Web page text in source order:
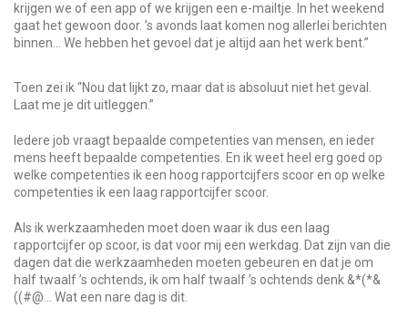
krijgen we of een app of we krijgen een e-mailtje. In het weekend
gaat het gewoon door. ’s avonds laat komen nog allerlei berichten
binnen… We hebben het gevoel dat je altijd aan het werk bent.”
Toen zei ik “Nou dat lijkt zo, maar dat is absoluut niet het geval.
Laat me je dit uitleggen.”
Iedere job vraagt bepaalde competenties van mensen, en ieder
mens heeft bepaalde competenties. En ik weet heel erg goed op
welke competenties ik een hoog rapportcijfers scoor en op welke
competenties ik een laag rapportcijfer scoor.
Als ik werkzaamheden moet doen waar ik dus een laag
rapportcijfer op scoor, is dat voor mij een werkdag. Dat zijn van die
dagen dat die werkzaamheden moeten gebeuren en dat je om
half twaalf ’s ochtends, ik om half twaalf ’s ochtends denk &*(*&
((#@… Wat een nare dag is dit.